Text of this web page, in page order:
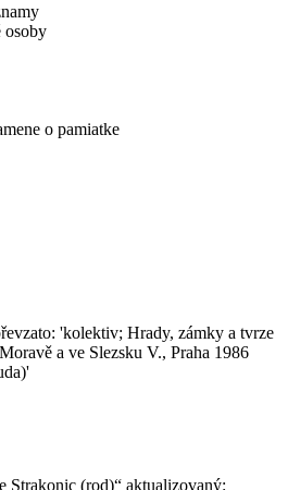
osoby
o pamiatke
'kolektiv; Hrady, zámky a tvrze
a ve Slezsku V., Praha 1986
Strakonic (rod)“ aktualizovaný: